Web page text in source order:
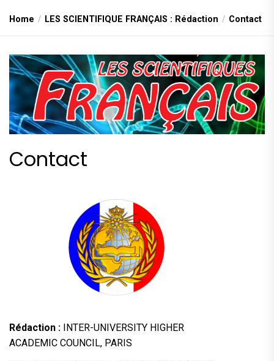
Home LES SCIENTIFIQUE FRANÇAIS : Rédaction Contact
Contact
Rédaction : INTER-UNIVERSITY HIGHER
ACADEMIC COUNCIL, PARIS